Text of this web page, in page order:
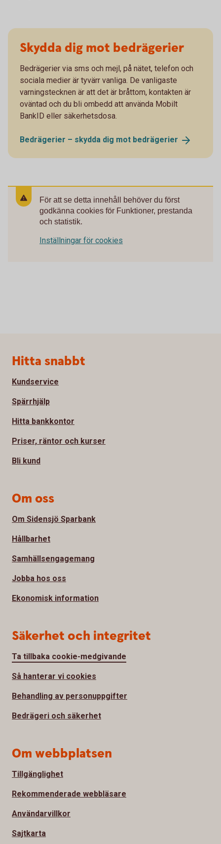
Skydda dig mot bedrägerier
Bedrägerier via sms och mejl, på nätet, telefon och
sociala medier är tyvärr vanliga. De vanligaste
varningstecknen är att det är bråttom, kontakten är
oväntad och du bli ombedd att använda Mobilt
BankID eller säkerhetsdosa.
Bedrägerier – skydda dig mot bedrägerier
För att se detta innehåll behöver du först
godkänna cookies för Funktioner, prestanda
och statistik.
Inställningar för cookies
Sidfot
Hitta snabbt
Kundservice
Spärrhjälp
Hitta bankkontor
Priser, räntor och kurser
Bli kund
Om oss
Om Sidensjö Sparbank
Hållbarhet
Samhällsengagemang
Jobba hos oss
Ekonomisk information
Säkerhet och integritet
Ta tillbaka cookie-medgivande
Så hanterar vi cookies
Behandling av personuppgifter
Bedrägeri och säkerhet
Om webbplatsen
Tillgänglighet
Rekommenderade webbläsare
Användarvillkor
Sajtkarta